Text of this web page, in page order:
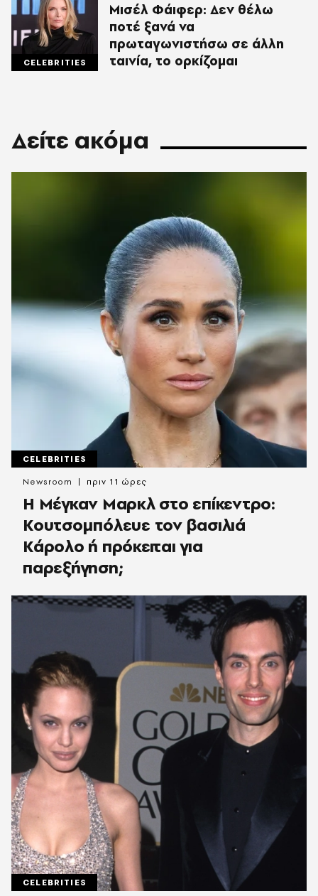
CELEBRITIES
Μισέλ Φάιφερ: Δεν θέλω
ποτέ ξανά να
πρωταγωνιστήσω σε άλλη
ταινία, το ορκίζομαι
Δείτε ακόμα
CELEBRITIES
Η Μέγκαν Μαρκλ στο επίκεντρο:
Κουτσομπόλευε τον βασιλιά
Κάρολο ή πρόκειται για
παρεξήγηση;
Newsroom πριν 11 ώρες
CELEBRITIES